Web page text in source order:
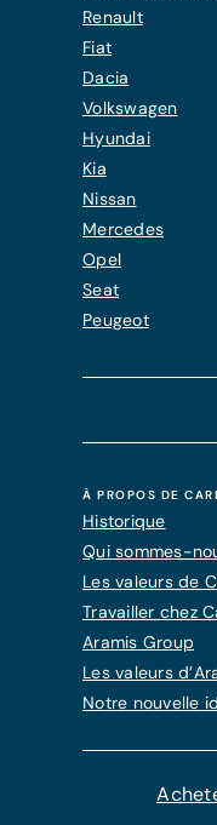
Renault
Fiat
Dacia
Volkswagen
Hyundai
Kia
Nissan
Mercedes
Opel
Seat
Peugeot
À PROPOS DE
Historique
Qui sommes-
Les valeurs de
Travailler chez
Aramis Group
Les valeurs
Notre nouvelle